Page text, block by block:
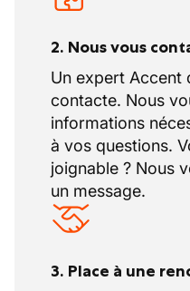
2. Nous vous
Un expert Accent
contacte. Nous
informations
à vos questions.
joignable ? Nous
un message.
3. Place à une